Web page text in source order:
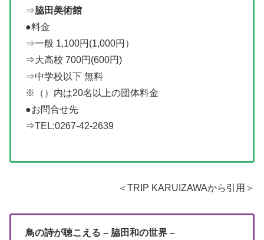
⇒脇田美術館
●料金
⇒一般 1,100円(1,000円）
⇒大高校 700円(600円)
⇒中学校以下 無料
※（）内は20名以上の団体料金
●お問合せ先
⇒TEL:0267-42-2639
＜TRIP KARUIZAWAから引用＞
鳥の詩が聴こえる – 脇田和の世界 –